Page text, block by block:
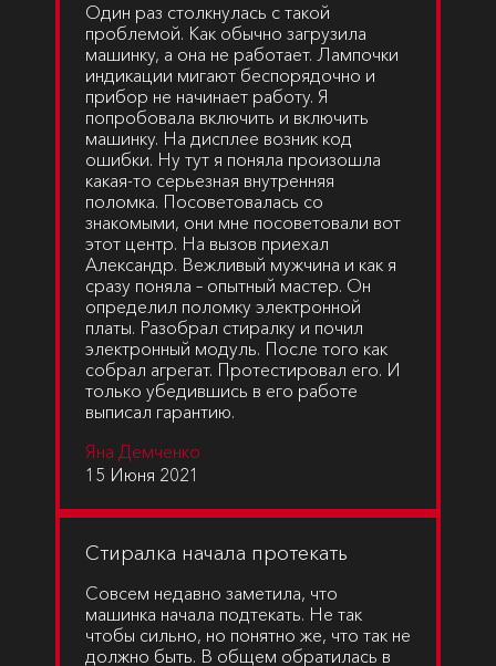
Один раз столкнулась с такой
проблемой. Как обычно загрузила
машинку, а она не работает. Лампочки
индикации мигают беспорядочно и
прибор не начинает работу. Я
попробовала включить и включить
машинку. На дисплее возник код
ошибки. Ну тут я поняла произошла
какая-то серьезная внутренняя
поломка. Посоветовалась со
знакомыми, они мне посоветовали вот
этот центр. На вызов приехал
Александр. Вежливый мужчина и как я
сразу поняла – опытный мастер. Он
определил поломку электронной
платы. Разобрал стиралку и почил
электронный модуль. После того как
собрал агрегат. Протестировал его. И
только убедившись в его работе
выписал гарантию.
Яна Демченко
15 Июня 2021
Стиралка начала протекать
Совсем недавно заметила, что
машинка начала подтекать. Не так
чтобы сильно, но понятно же, что так не
должно быть. В общем обратилась в